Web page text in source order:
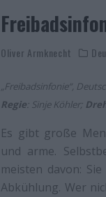
Oliver Armknecht
„Freibadsinfonie“,
Regie: Sinje Köhler;
Es gibt große
und arme.
meisten davon:
Abkühlung. Wer